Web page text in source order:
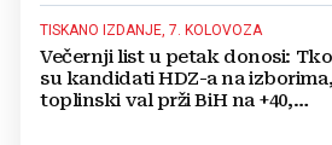
TISKANO IZDANJE, 7. KOLOVOZA
Večernji list u petak donosi: Tko
su kandidati HDZ-a na izborima,
toplinski val prži BiH na +40,